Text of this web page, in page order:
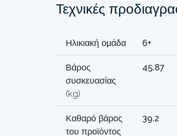
Τεχνικές
Ηλικιακή ομάδα 6+
Βάρος
συσκευασίας
(kg)
45.87
Καθαρό βάρος
του προϊόντος
39.2